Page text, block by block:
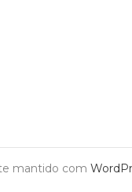
mantido com